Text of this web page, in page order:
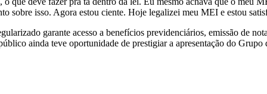
sobre isso. Agora estou ciente. Hoje legalizei meu MEI e estou
garante acesso a benefícios previdenciários, emissão de
ainda teve oportunidade de prestigiar a apresentação do